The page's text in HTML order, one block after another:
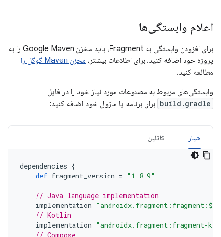
اعلام وابستگی‌ها
برای افزودن وابستگی به Fragment، باید مخزن Google Maven را به
پروژه خود اضافه کنید. برای اطلاعات بیشتر، مخزن Maven گوگل را
مطالعه کنید.
وابستگی‌های مربوط به مصنوعات مورد نیاز خود را در فایل
build.gradle برای برنامه یا ماژول خود اضافه کنید:
شیار کاتلین
dependencies {
def fragment_version = "1.8.9"
// Java language implementation
implementation
// Kotlin
implementation "androidx.fragment:fragment-
// Compose